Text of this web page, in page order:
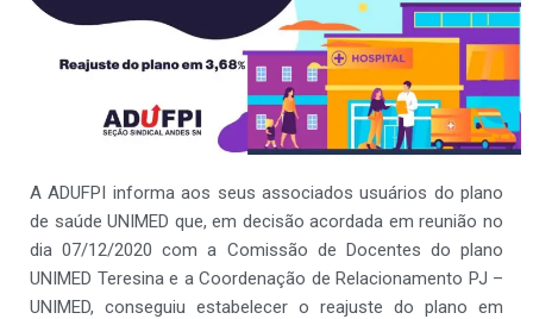
A ADUFPI informa aos seus associados usuários do plano
de saúde UNIMED que, em decisão acordada em reunião no
dia 07/12/2020 com a Comissão de Docentes do plano
UNIMED Teresina e a Coordenação de Relacionamento PJ –
UNIMED, conseguiu estabelecer o reajuste do plano em